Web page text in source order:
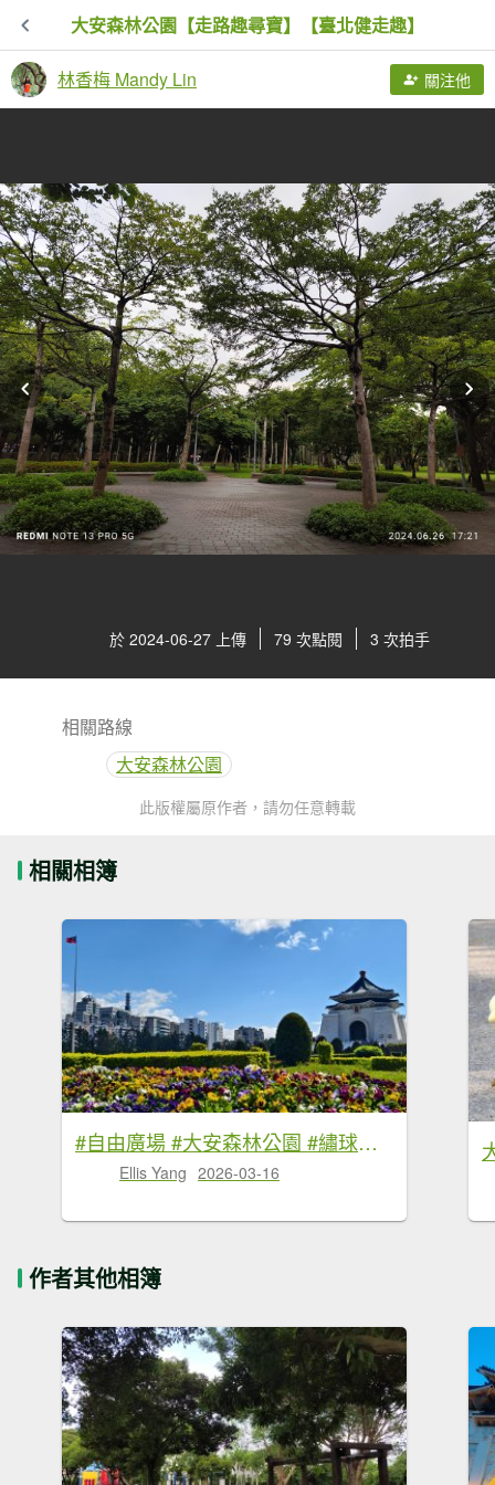
大安森林公園【走路趣尋寶】【臺北健走趣】
林香梅 Mandy Lin 關注他
於 2024-06-27 上傳 79 次點閱 3 次拍手
相關路線
大安森林公園
此版權屬原作者，請勿任意轉載
相關相簿
#自由廣場 #大安森林公園 #繡球花 #杜鵑 3/16
Ellis Yang 2026-03-16
作者其他相簿